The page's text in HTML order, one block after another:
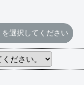
を選択してください